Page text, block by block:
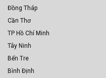
Đồng Tháp
Cần Thơ
TP Hồ Chí Minh
Tây Ninh
Bến Tre
Bình Định